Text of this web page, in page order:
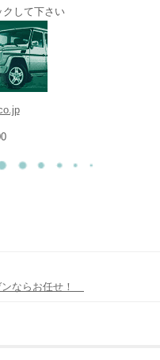
して下さい
ンならお任せ！